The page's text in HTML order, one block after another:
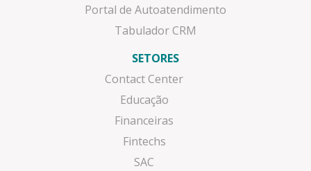
Portal de Autoatendimento
Tabulador CRM
SETORES
Contact Center
Educação
Financeiras
Fintechs
SAC